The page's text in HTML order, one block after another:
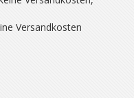
Versandkosten